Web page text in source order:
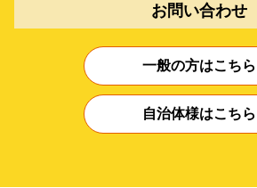
お問い合わせ
一般の方はこちら
自治体様はこちら